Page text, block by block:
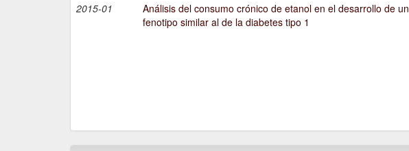
2015-01
Análisis del consumo crónico de etanol en el desarrollo de un
fenotipo similar al de la diabetes tipo 1